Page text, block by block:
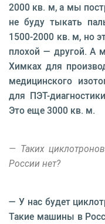
2000 кв. м, а мы
не буду тыкать
1500-2000 кв. м, но
плохой — другой. А
Химках для
медицинского
для ПЭТ-
Это еще 3000 кв. м.
— Таких
России нет?
— У нас будет
Такие машины в